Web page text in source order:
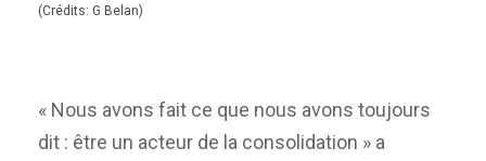
(Crédits: G Belan)
« Nous avons fait ce que nous avons toujours
dit : être un acteur de la consolidation » a